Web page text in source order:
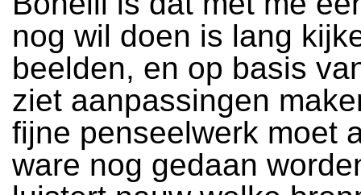
nog wil doen is lang
beelden, en op basis
ziet aanpassingen
fijne penseelwerk moet
ware nog gedaan